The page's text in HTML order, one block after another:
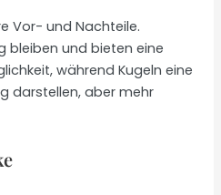
Vor- und Nachteile.
bleiben und bieten eine
während Kugeln eine
darstellen, aber mehr